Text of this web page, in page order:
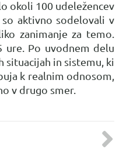
okoli 100 udeležencev
aktivno sodelovali v
zanimanje za temo.
ure. Po uvodnem delu
situacijah in sistemu, ki
k realnim odnosom,
v drugo smer.